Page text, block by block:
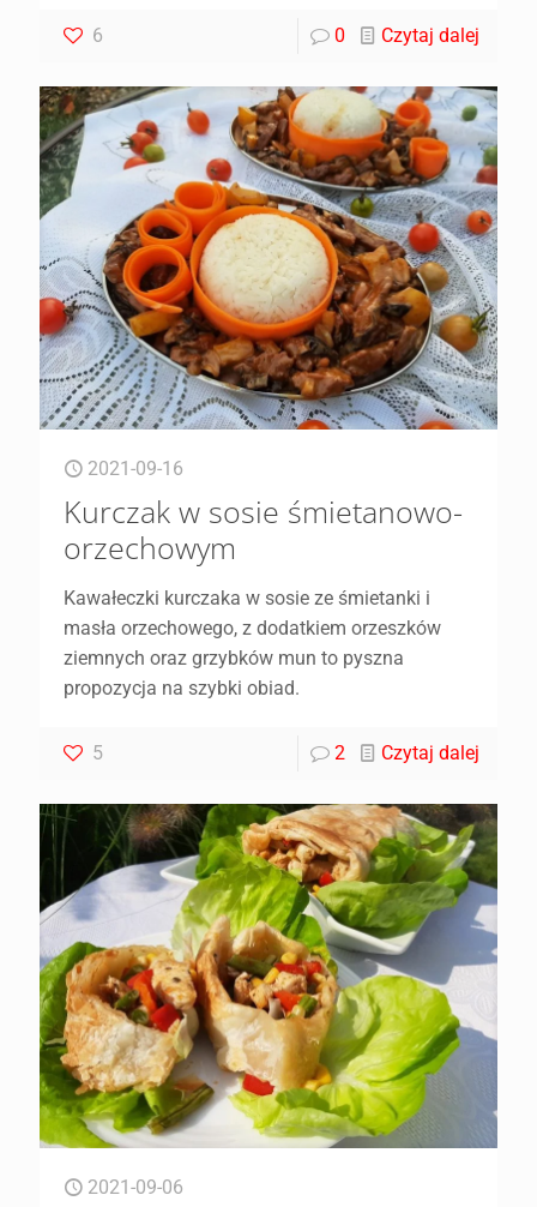
6 0 Czytaj dalej
2021-09-16
Kurczak w sosie śmietanowo-
orzechowym
Kawałeczki kurczaka w sosie ze śmietanki i
masła orzechowego, z dodatkiem orzeszków
ziemnych oraz grzybków mun to pyszna
propozycja na szybki obiad.
5 2 Czytaj dalej
2021-09-06